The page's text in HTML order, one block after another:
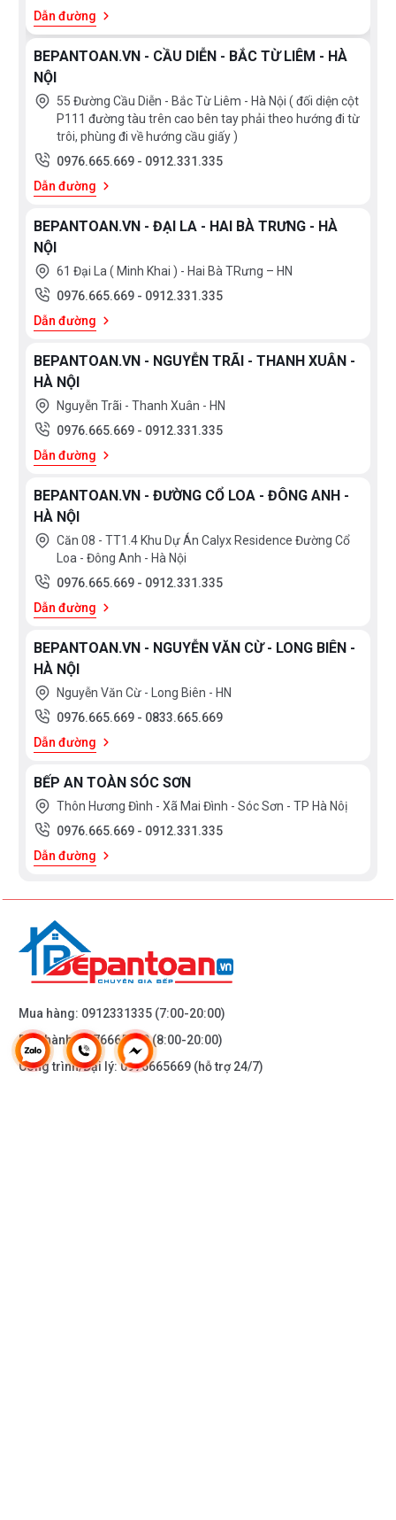
Dẫn đường
BEPANTOAN.VN - CẦU DIỄN - BẮC TỪ LIÊM - HÀ
NỘI
55 Đường Cầu Diễn - Bắc Từ Liêm - Hà Nội ( đối diện cột
P111 đường tàu trên cao bên tay phải theo hướng đi từ
trôi, phùng đi về hướng cầu giấy )
0976.665.669 - 0912.331.335
Dẫn đường
BEPANTOAN.VN - ĐẠI LA - HAI BÀ TRƯNG - HÀ
NỘI
61 Đại La ( Minh Khai ) - Hai Bà TRưng – HN
0976.665.669 - 0912.331.335
Dẫn đường
BEPANTOAN.VN - NGUYỄN TRÃI - THANH XUÂN -
HÀ NỘI
Nguyễn Trãi - Thanh Xuân - HN
0976.665.669 - 0912.331.335
Dẫn đường
BEPANTOAN.VN - ĐƯỜNG CỔ LOA - ĐÔNG ANH -
HÀ NỘI
Căn 08 - TT1.4 Khu Dự Án Calyx Residence Đường Cổ
Loa - Đông Anh - Hà Nội
0976.665.669 - 0912.331.335
Dẫn đường
BEPANTOAN.VN - NGUYỄN VĂN CỪ - LONG BIÊN -
HÀ NỘI
Nguyễn Văn Cừ - Long Biên - HN
0976.665.669 - 0833.665.669
Dẫn đường
BẾP AN TOÀN SÓC SƠN
Thôn Hương Đình - Xã Mai Đình - Sóc Sơn - TP Hà Nôị
0976.665.669 - 0912.331.335
Dẫn đường
Mua hàng: 0912331335 (7:00-20:00)
Bảo hành:0976665669(8:00-20:00)
Công trình/Đại lý:0976665669 (hỗ trợ 24/7)